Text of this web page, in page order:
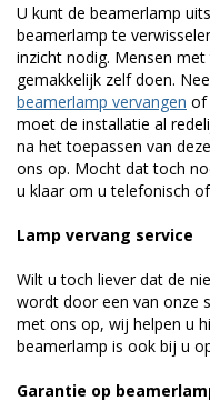
U kunt de beamerlamp
beamerlamp te
inzicht nodig. Mensen
gemakkelijk zelf doen.
beamerlamp vervangen of
moet de installatie al
na het toepassen van
ons op. Mocht dat toch
u klaar om u telefonisch
Lamp vervang service
Wilt u toch liever dat de
wordt door een van onze
met ons op, wij helpen u
beamerlamp is ook bij u
Garantie op